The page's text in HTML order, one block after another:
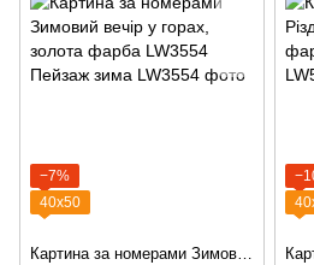
−7%
40х50
Картина за номерами Зимовий вечір у горах, золота фарба LW3554 Пейзаж зима